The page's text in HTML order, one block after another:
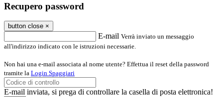
Recupero password
button close ×
E-mail Verrà inviato un messaggio
all'indirizzo indicato con le istruzioni necessarie.
Non hai una e-mail associata al nome utente? Effettua il reset della password
tramite la Login Spaggiari
E-mail inviata, si prega di controllare la casella di posta elettronica!